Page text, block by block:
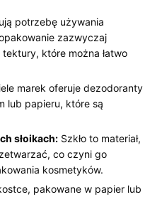
potrzebę używania
zazwyczaj
które można łatwo
marek oferuje dezodoranty
lub papieru, które są
słoikach: Szkło to materiał,
co czyni go
kosmetyków.
pakowane w papier lub